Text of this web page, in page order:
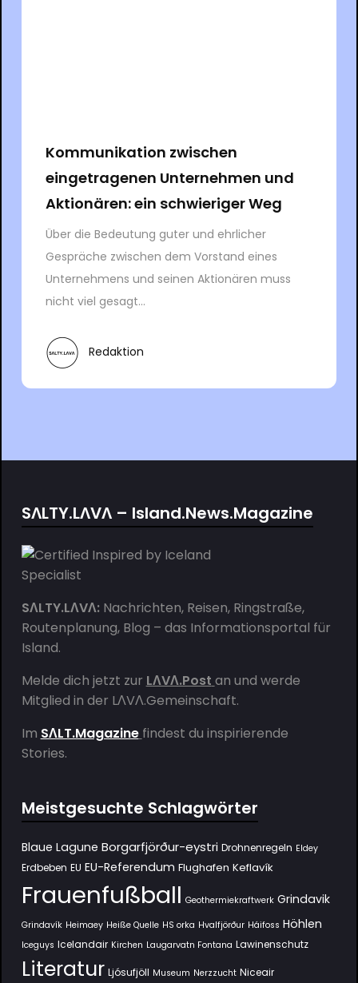
Kommunikation zwischen
eingetragenen Unternehmen und
Aktionären: ein schwieriger Weg
Über die Bedeutung guter und ehrlicher
Gespräche zwischen dem Vorstand eines
Unternehmens und seinen Aktionären muss
nicht viel gesagt...
Redaktion
SΛLTY.LΛVΛ – Island.News.Magazine
SΛLTY.LΛVΛ:Nachrichten, Reisen, Ringstraße,
Routenplanung, Blog – das Informationsportal für
Island.
Melde dich jetzt zur LΛVΛ.Post an und werde
Mitglied in der LΛVΛ.Gemeinschaft.
Im SΛLT.Magazine findest du inspirierende
Stories.
Meistgesuchte Schlagwörter
Blaue Lagune Borgarfjörður-eystri Drohnenregeln Eldey
Erdbeben EU EU-Referendum Flughafen Keflavík
Frauenfußball Geothermiekraftwerk Grindavik
Grindavík Heimaey Heiße Quelle HS orka Hvalfjörður Háifoss Höhlen
Iceguys Icelandair Kirchen Laugarvatn Fontana Lawinenschutz
Literatur Ljósufjöll Museum Nerzzucht Niceair